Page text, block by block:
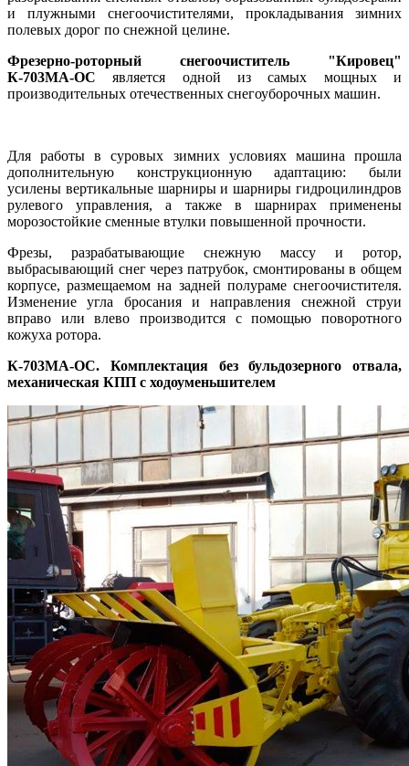
и плужными снегоочистителями, прокладывания зимних
полевых дорог по снежной целине.
Фрезерно-роторный снегоочиститель "Кировец"
К-703МА-ОС является одной из самых мощных и
производительных отечественных снегоуборочных машин.
Для работы в суровых зимних условиях машина прошла
дополнительную конструкционную адаптацию: были
усилены вертикальные шарниры и шарниры гидроцилиндров
рулевого управления, а также в шарнирах применены
морозостойкие сменные втулки повышенной прочности.
Фрезы, разрабатывающие снежную массу и ротор,
выбрасывающий снег через патрубок, смонтированы в общем
корпусе, размещаемом на задней полураме снегоочистителя.
Изменение угла бросания и направления снежной струи
вправо или влево производится с помощью поворотного
кожуха ротора.
К-703МА-ОС. Комплектация без бульдозерного отвала,
механическая КПП с ходоуменьшителем